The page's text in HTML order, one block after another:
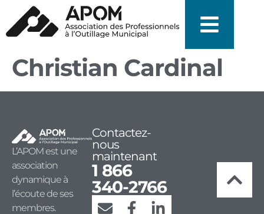
Christian Cardinal
L’APOM est une
association
dynamique à
l’écoute de ses
membres.
Contactez-
nous
maintenant
1 866
340-2766